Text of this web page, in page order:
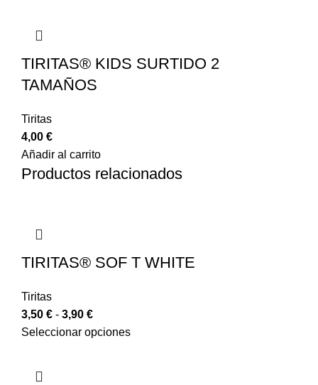
TIRITAS® KIDS SURTIDO 2
TAMAÑOS
Tiritas
4,00 €
Añadir al carrito
Productos relacionados
TIRITAS® SOF T WHITE
Tiritas
3,50 € - 3,90 €
Seleccionar opciones